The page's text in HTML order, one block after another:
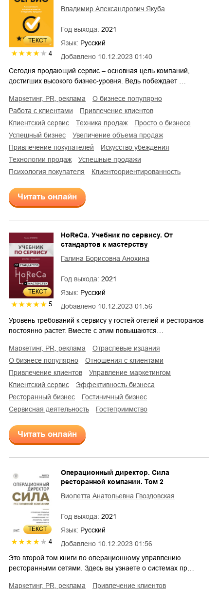
ТЕКСТ
4 Добавлено 10.12.2023 01:40
Владимир Александрович Якуба
Год выхода: 2021
Язык: Русский
Сегодня продающий сервис – основная цель компаний,
достигших высокого бизнес-уровня. Ведь побеждает …
маркетинг, PR, реклама
о бизнесе популярно
работа с клиентами
привлечение клиентов
клиентский сервис
техника продаж
просто о бизнесе
успешный бизнес
увеличение объема продаж
привлечение покупателей
искусство убеждения
технологии продаж
успешные продажи
психология покупателя
клиентоориентированность
Читать онлайн
ТЕКСТ
5 Добавлено 10.12.2023 01:56
HoReCa. Учебник по сервису. От
стандартов к мастерству
Галина Борисовна Анохина
Год выхода: 2021
Язык: Русский
Уровень требований к сервису у гостей отелей и ресторанов
постоянно растет. Вместе с этим повышаются…
маркетинг, PR, реклама
отраслевые издания
о бизнесе популярно
отношения с клиентами
привлечение клиентов
управление маркетингом
клиентский сервис
эффективность бизнеса
ресторанный бизнес
гостиничный бизнес
сервисная деятельность
гостеприимство
Читать онлайн
ТЕКСТ
4 Добавлено 10.12.2023 01:56
Операционный директор. Сила
ресторанной компании. Том 2
Виолетта Анатольевна Гвоздовская
Год выхода: 2021
Язык: Русский
Это второй том книги по операционному управлению
ресторанными сетями. Здесь вы узнаете о системах пр…
маркетинг, PR, реклама привлечение клиентов